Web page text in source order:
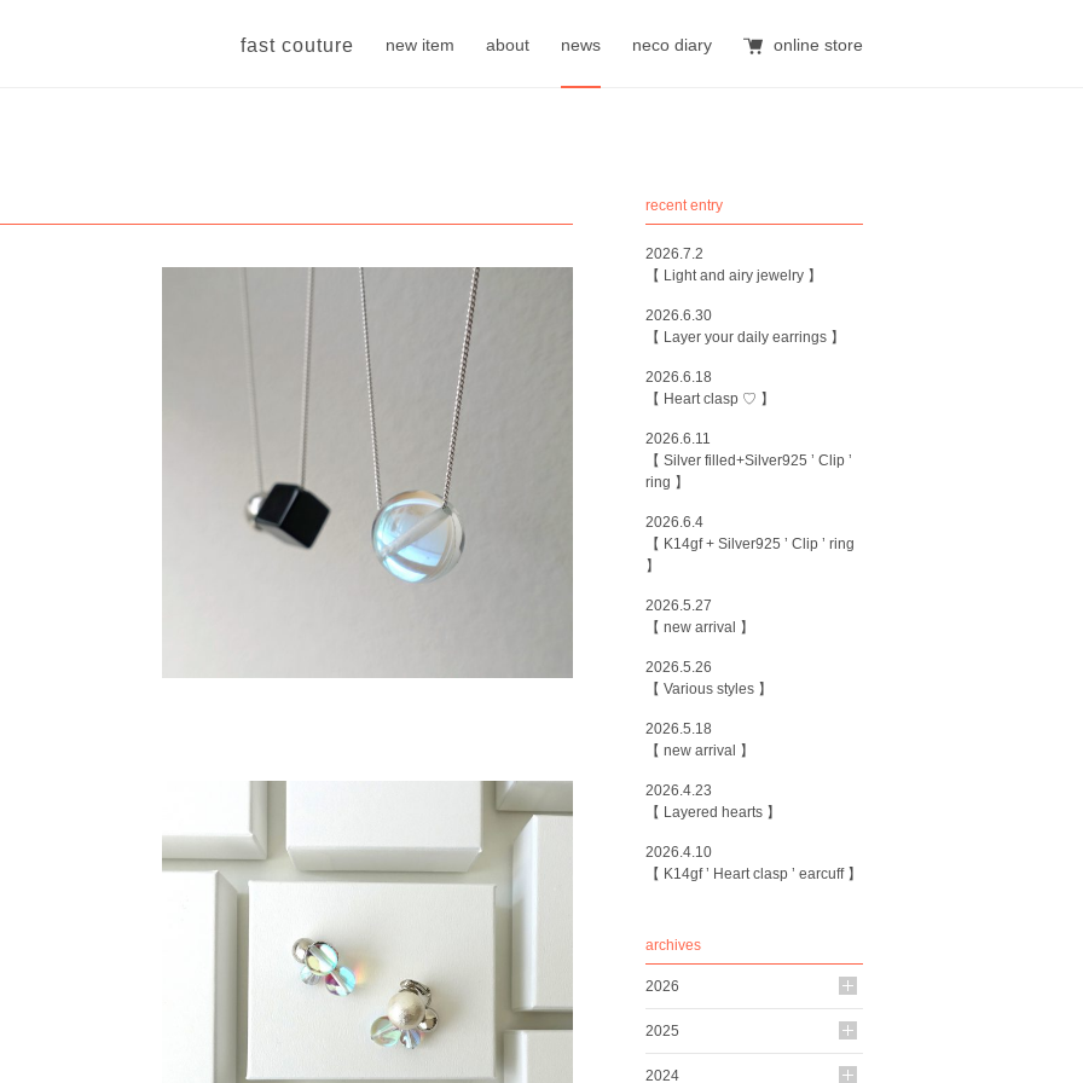
fast couture new item about news neco diary online store
recent entry
2026.7.2
【 Light and airy jewelry 】
2026.6.30
【 Layer your daily earrings 】
2026.6.18
【 Heart clasp ♡ 】
2026.6.11
【 Silver filled+Silver925 ’ Clip ’
ring 】
2026.6.4
【 K14gf + Silver925 ’ Clip ’ ring
】
2026.5.27
【 new arrival 】
2026.5.26
【 Various styles 】
2026.5.18
【 new arrival 】
2026.4.23
【 Layered hearts 】
2026.4.10
【 K14gf ’ Heart clasp ’ earcuff 】
archives
2026
2025
2024